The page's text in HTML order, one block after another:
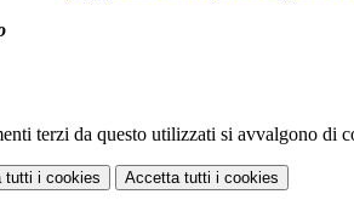
terzi da questo utilizzati si avvalgono di
tutti i cookies Accetta tutti i cookies